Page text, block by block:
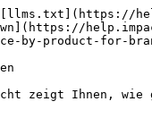
by-product-for-
zeigt Ihnen, wie